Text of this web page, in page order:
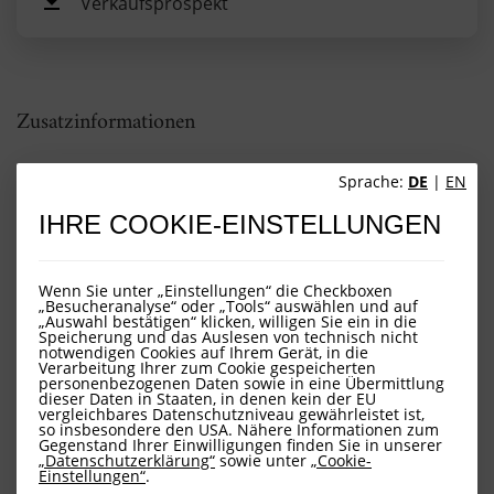
Sprache: DE | EN
IHRE COOKIE-EINSTELLUNGEN
Wenn Sie unter „Einstellungen“ die Checkboxen
„Besucheranalyse“ oder „Tools“ auswählen und auf
„Auswahl bestätigen“ klicken, willigen Sie ein in die
Speicherung und das Auslesen von technisch nicht
notwendigen Cookies auf Ihrem Gerät, in die
Verarbeitung Ihrer zum Cookie gespeicherten
personenbezogenen Daten sowie in eine Übermittlung
dieser Daten in Staaten, in denen kein der EU
vergleichbares Datenschutzniveau gewährleistet ist,
so insbesondere den USA. Nähere Informationen zum
Gegenstand Ihrer Einwilligungen finden Sie in unserer
„Datenschutzerklärung“ sowie unter „Cookie-
Einstellungen“.
Zusatzinformationen
UK reportable income - Report to investors
2024 (Sep. 2025)
Share Class Deregistration notice (Jun. 2024)
UK reportable income - Report to investors
2023 (Jun. 2024)
Report of income for UK tax purposes 2022
(Dez. 2022)